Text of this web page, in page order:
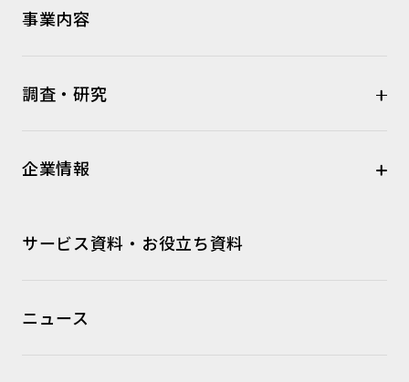
事業内容
調査・研究
企業情報
サービス資料・お役立ち資料
ニュース